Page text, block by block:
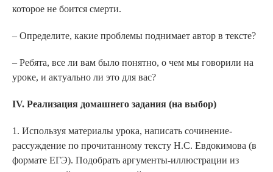
которое не боится смерти.
– Определите, какие проблемы поднимает автор в тексте?
– Ребята, все ли вам было понятно, о чем мы говорили на
уроке, и актуально ли это для вас?
IV. Реализация домашнего задания (на выбор)
1. Используя материалы урока, написать сочинение-
рассуждение по прочитанному тексту Н.С. Евдокимова (в
формате ЕГЭ). Подобрать аргументы-иллюстрации из